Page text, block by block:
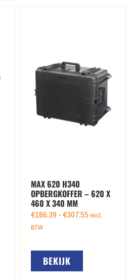
MAX 620 H340
OPBERGKOFFER – 620 X
460 X 340 MM
€186.39 - €307.55 excl.
BTW
BEKIJK